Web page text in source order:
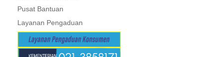
Pusat Bantuan
Layanan Pengaduan